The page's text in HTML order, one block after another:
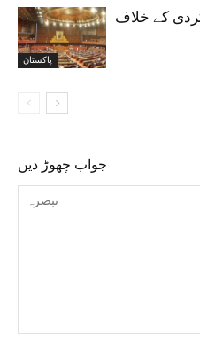
پاکستان
جواب چھوڑ دیں